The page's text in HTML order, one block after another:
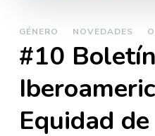
GÉNERO NOVEDADES
#10 Boletí­n
Equidad